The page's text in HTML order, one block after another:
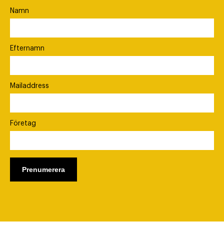
Namn
Efternamn
Mailaddress
Företag